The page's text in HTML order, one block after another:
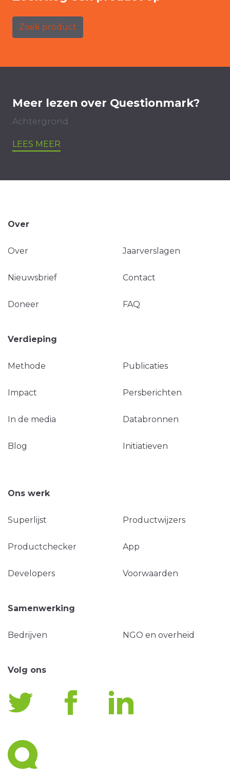
Zoek product
Meer lezen over Questionmark?
Achtergrond
LEES MEER
Over
Over Jaarverslagen
Nieuwsbrief Contact
Doneer FAQ
Verdieping
Methode Publicaties
Impact Persberichten
In de media Databronnen
Blog Initiatieven
Ons werk
Superlijst Productwijzers
Productchecker App
Developers Voorwaarden
Samenwerking
Bedrijven NGO en overheid
Volg ons